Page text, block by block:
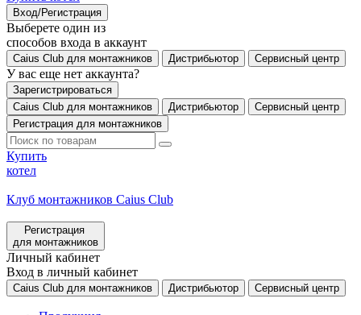
Вход/Регистрация
Выберете один из
способов входа в аккаунт
Caius Club для монтажников Дистрибьютор Сервисный центр
У вас еще нет аккаунта?
Зарегистрироваться
Caius Club для монтажников
Дистрибьютор
Сервисный центр
Регистрация для монтажников
Купить
котел
Клуб монтажников Caius Club
Регистрация
для монтажников
Личный кабинет
Вход в личный кабинет
Caius Club для монтажников Дистрибьютор Сервисный центр